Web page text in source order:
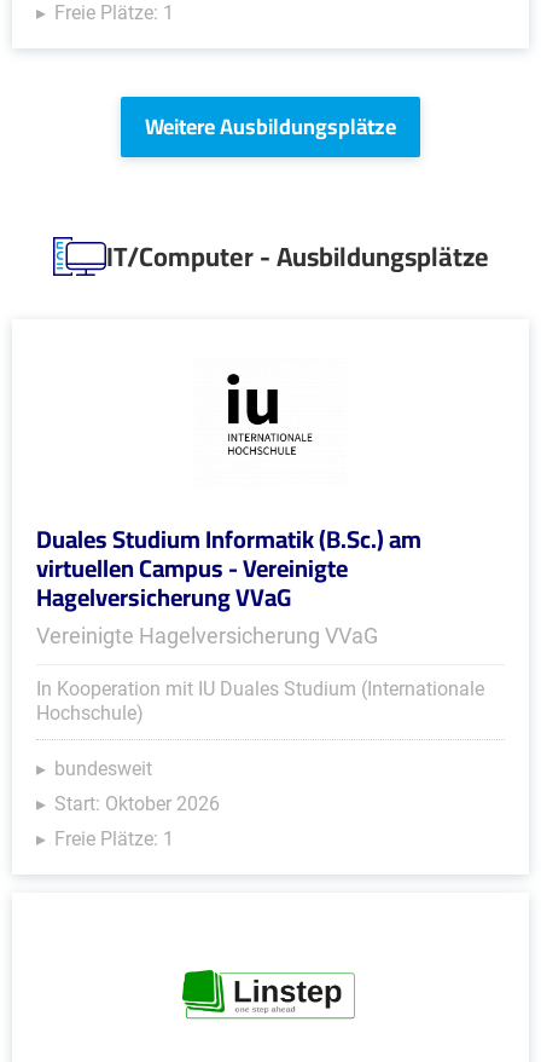
Freie Plätze: 1
Weitere Ausbildungsplätze
IT/Computer - Ausbildungsplätze
Duales Studium Informatik (B.Sc.) am
virtuellen Campus - Vereinigte
Hagelversicherung VVaG
Vereinigte Hagelversicherung VVaG
In Kooperation mit IU Duales Studium (Internationale
Hochschule)
bundesweit
Start: Oktober 2026
Freie Plätze: 1